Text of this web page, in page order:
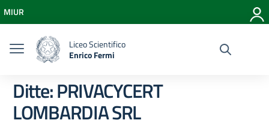
Vai al menu di navigazione
Vai al footer
MIUR
Liceo Scientifico
Enrico Fermi
Ditte:PRIVACYCERT
LOMBARDIA SRL